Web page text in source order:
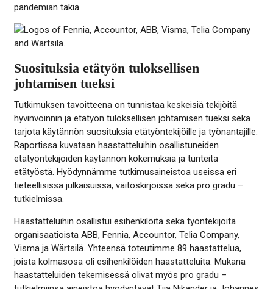
pandemian takia.
Suosituksia etätyön tuloksellisen
johtamisen tueksi
Tutkimuksen tavoitteena on tunnistaa keskeisiä tekijöitä
hyvinvoinnin ja etätyön tuloksellisen johtamisen tueksi sekä
tarjota käytännön suosituksia etätyöntekijöille ja työnantajille.
Raportissa kuvataan haastatteluihin osallistuneiden
etätyöntekijöiden käytännön kokemuksia ja tunteita
etätyöstä. Hyödynnämme tutkimusaineistoa useissa eri
tieteellisissä julkaisuissa, väitöskirjoissa sekä pro gradu –
tutkielmissa.
Haastatteluihin osallistui esihenkilöitä sekä työntekijöitä
organisaatioista ABB, Fennia, Accountor, Telia Company,
Visma ja Wärtsilä. Yhteensä toteutimme 89 haastattelua,
joista kolmasosa oli esihenkilöiden haastatteluita. Mukana
haastatteluiden tekemisessä olivat myös pro gradu –